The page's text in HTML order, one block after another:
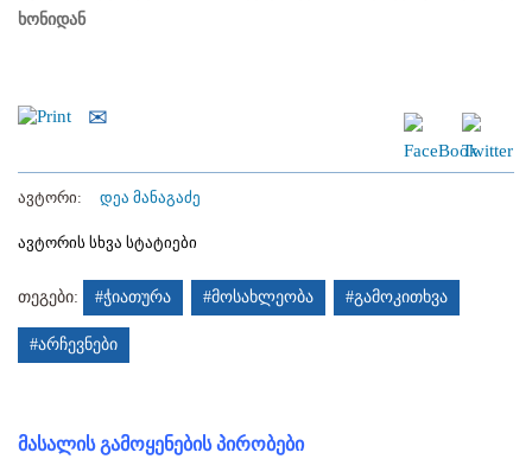
ხონიდან
ავტორი: დეა მანაგაძე
ავტორის სხვა სტატიები
თეგები: #ჭიათურა #მოსახლეობა #გამოკითხვა
#არჩევნები
მასალის გამოყენების პირობები